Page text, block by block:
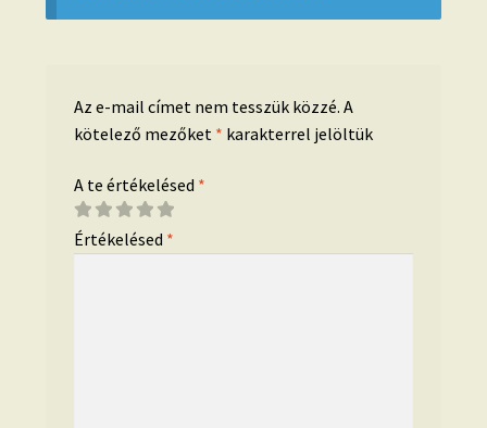
Az e-mail címet nem tesszük közzé. A
kötelező mezőket * karakterrel jelöltük
A te értékelésed *
Értékelésed *